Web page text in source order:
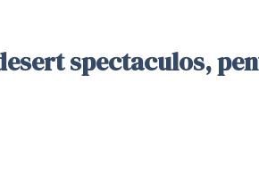
spectaculos,